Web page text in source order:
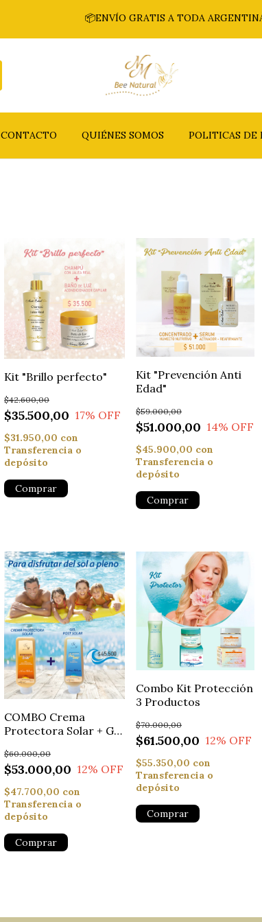
📦ENVÍO GRATIS A TODA ARGENTINA A
CONTACTO QUIÉNES SOMOS POLITICAS DE
Kit "Brillo perfecto"
$35.500,00
$42.600,00
17% OFF
$31.950,00 con
Transferencia o
depósito
Kit "Prevención Anti
Edad"
$51.000,00
$59.000,00
14% OFF
$45.900,00 con
Transferencia o
depósito
COMBO Crema
Protectora Solar + Gel
$53.000,00
$60.000,00
12% OFF
$47.700,00 con
Transferencia o
depósito
Combo Kit Protección
3 Productos
$61.500,00
$70.000,00
12% OFF
$55.350,00 con
Transferencia o
depósito